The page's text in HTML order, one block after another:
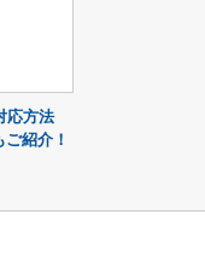
応方法
紹介！